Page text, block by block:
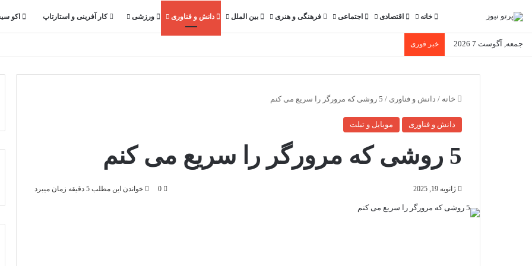
خانه اقتصادی اجتماعی فرهنگی و هنری بین الملل دانش و فناوری ورزشی کار آفرینی و استارتاپ اکو
جمعه, آگوست 7 2026 خبر فوری
خانه / دانش و فناوری / 5 روشی که مرورگر را سریع می کنم
دانش و فناوری موبایل و تبلت
5 روشی که مرورگر را سریع می کنم
ژانویه 19, 2025 0 خواندن این مطلب 5 دقیقه زمان میبرد